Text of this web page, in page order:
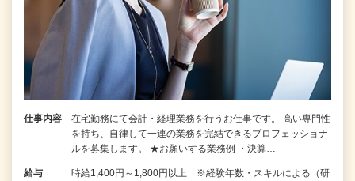
仕事内容
在宅勤務にて会計・経理業務を行うお仕事です。 高い専門性
を持ち、自律して一連の業務を完結できるプロフェッショナ
ルを募集します。 ★お願いする業務例 ・決算…
給与
時給1,400円～1,800円以上 ※経験年数・スキルによる（研